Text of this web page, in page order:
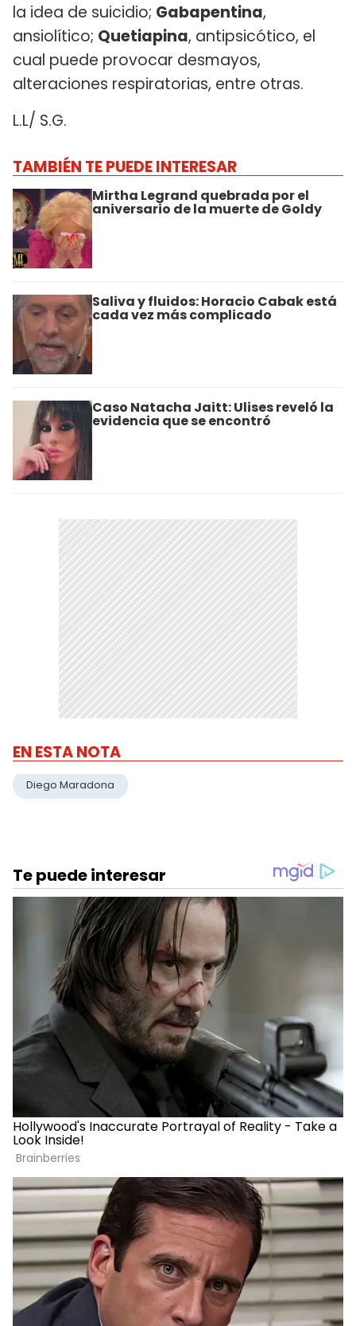
la idea de suicidio; Gabapentina,
ansiolítico; Quetiapina, antipsicótico, el
cual puede provocar desmayos,
alteraciones respiratorias, entre otras.
L.L/ S.G.
TAMBIÉN TE PUEDE INTERESAR
Mirtha Legrand quebrada por el
aniversario de la muerte de Goldy
Saliva y fluidos: Horacio Cabak está
cada vez más complicado
Caso Natacha Jaitt: Ulises reveló la
evidencia que se encontró
EN ESTA NOTA
Diego Maradona